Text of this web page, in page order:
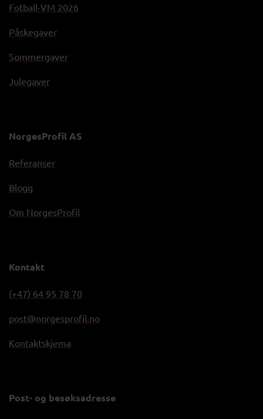
Fotball-VM 2026
Påskegaver
Sommergaver
Julegaver
NorgesProfil AS
Referanser
Blogg
Om NorgesProfil
Kontakt
(+47) 64 95 78 70
post@norgesprofil.no
Kontaktskjema
Post- og besøksadresse